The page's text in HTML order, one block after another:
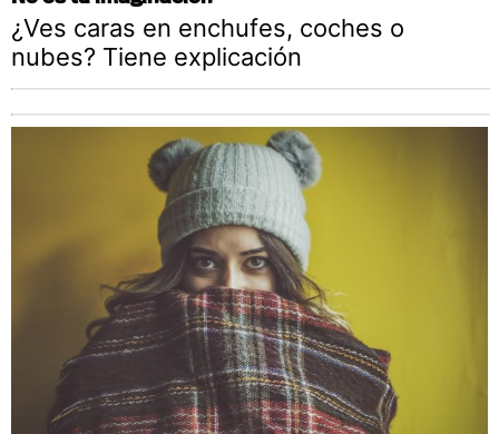
¿Ves caras en enchufes, coches o
nubes? Tiene explicación